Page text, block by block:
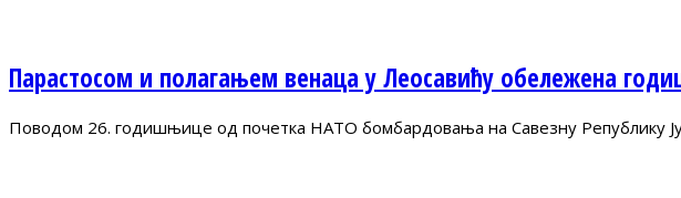
Парастосом и полагањем венаца у Леосавићу обележена
Поводом 26. годишњице од почетка НАТО бомбардовања на Савезну Републику